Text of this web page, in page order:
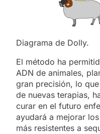
Diagrama de Dolly.
El mé­to­do ha
ADN de ani­ma­les,
gran pre­ci­sión, lo
de nue­vas te­ra­pias,
cu­rar en el fu­tu­ro
ayu­da­rá a me­jo­rar
más re­sis­ten­tes a